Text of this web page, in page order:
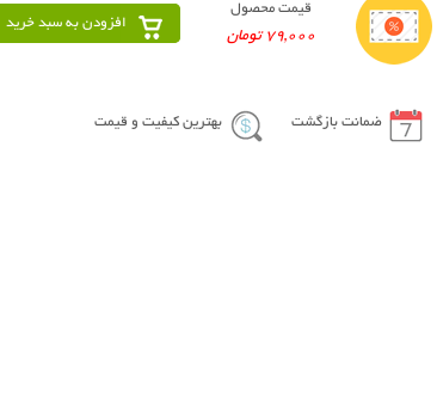
قیمت محصول
79,000 تومان
افزودن به سبد خرید
ضمانت بازگشت بهترین کیفیت و قیمت